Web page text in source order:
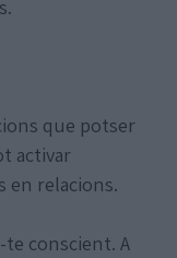
que potser
activar
en relacions.
te conscient. A